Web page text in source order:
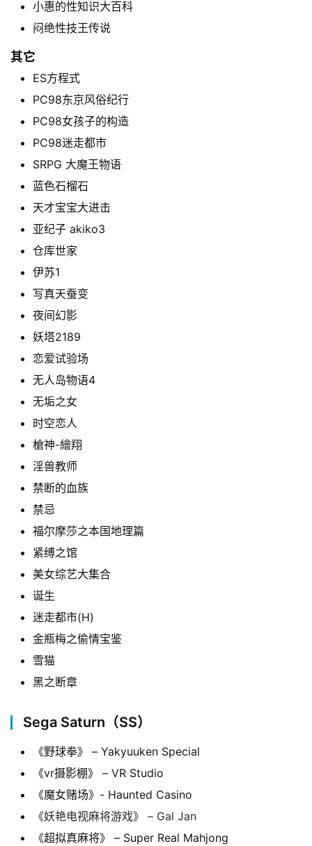
小惠的性知识大百科
闷绝性技王传说
其它
ES方程式
PC98东京风俗纪行
PC98女孩子的构造
PC98迷走都市
SRPG 大魔王物语
蓝色石榴石
天才宝宝大进击
亚纪子 akiko3
仓库世家
伊苏1
写真天蚕变
夜间幻影
妖塔2189
恋爱试验场
无人岛物语4
无垢之女
时空恋人
槍神-繪翔
淫兽教师
禁断的血族
禁忌
福尔摩莎之本国地理篇
紧缚之馆
美女综艺大集合
诞生
迷走都市(H)
金瓶梅之偷情宝鉴
雪猫
黑之断章
Sega Saturn（SS）
《野球拳》 – Yakyuuken Special
《vr摄影棚》 – VR Studio
《魔女赌场》- Haunted Casino
《妖艳电视麻将游戏》 – Gal Jan
《超拟真麻将》 – Super Real Mahjong